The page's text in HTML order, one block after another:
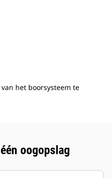
het boorsysteem te
oogopslag